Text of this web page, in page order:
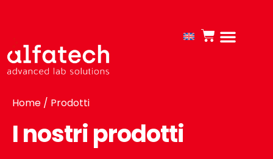
Home / Prodotti
I nostri prodotti